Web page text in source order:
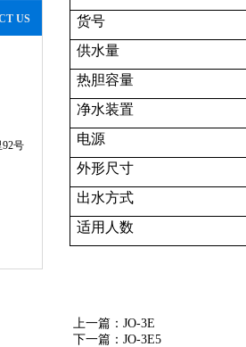
US
号
货号
供水量
热胆容量
净水装置
电源
外形尺寸
出水方式
适用人数
上一篇： JO-3E
下一篇： JO-3E5